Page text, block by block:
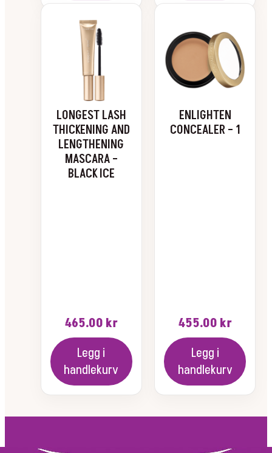
LONGEST LASH
THICKENING AND
LENGTHENING
MASCARA –
BLACK ICE
465.00 kr
Legg i
handlekurv
ENLIGHTEN
CONCEALER – 1
455.00 kr
Legg i
handlekurv